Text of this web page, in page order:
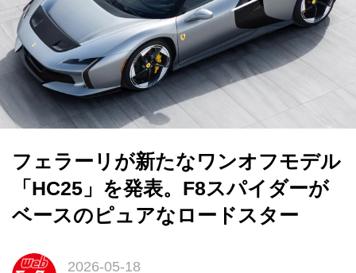
フェラーリが新たなワンオフモデル
「HC25」を発表。F8スパイダーが
ベースのピュアなロードスター
2026-05-18